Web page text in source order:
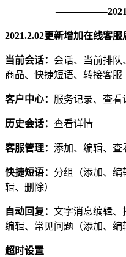
—————-
2021.2.02更新增加在线客
当前会话： 会话、当前排队
商品、快捷短语、转接客服
客户中心： 服务记录、查看
历史会话： 查看详情
客服管理： 添加、编辑、查
快捷短语： 分组（添加、编
辑、删除）
自动回复： 文字消息编辑、
编辑、常见问题（添加、编
超时设置